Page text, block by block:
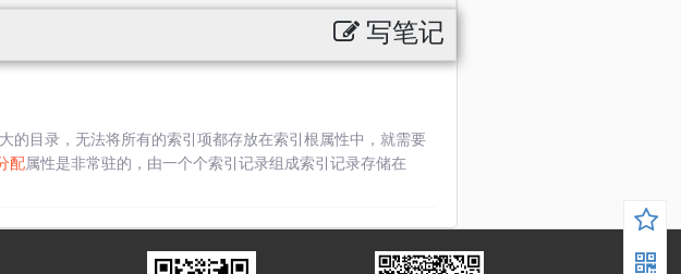
写笔记
的目录，无法将所有的索引项都存放在索引根属性中，就需要
配属性是非常驻的，由一个个索引记录组成索引记录存储在